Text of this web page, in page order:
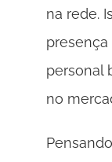
na rede.
personal
no